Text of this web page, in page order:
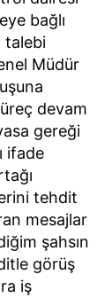
bağlı
talebi
Müdür
devam
gereği
ifade
tehdit
mesajlar
şahsın
görüş
iş